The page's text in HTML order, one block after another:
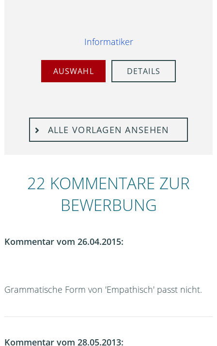
Informatiker
AUSWAHL DETAILS
ALLE VORLAGEN ANSEHEN
22 KOMMENTARE ZUR
BEWERBUNG
Kommentar vom 26.04.2015:
Grammatische Form von 'Empathisch' passt nicht.
Kommentar vom 28.05.2013: